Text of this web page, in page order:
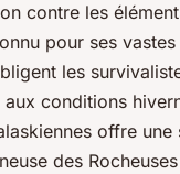
contre les
pour ses
les
conditions
offre
des